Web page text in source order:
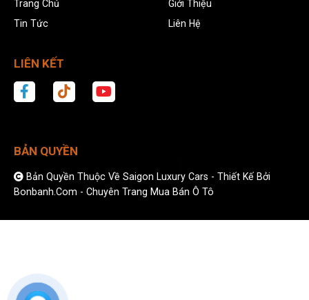
Trang Chủ
Giới Thiệu
Tin Tức
Liên Hệ
LIÊN KẾT
BẢN QUYỀN
Bản Quyền Thuộc Về Saigon Luxury Cars -Thiết Kế Bởi
Bonbanh.com - Chuyên Trang Mua Bán Ô Tô